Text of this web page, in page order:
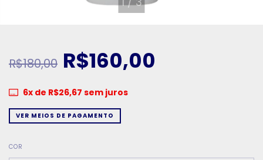
R$180,00 R$160,00
6x de R$26,67 sem juros
VER MEIOS DE PAGAMENTO
COR